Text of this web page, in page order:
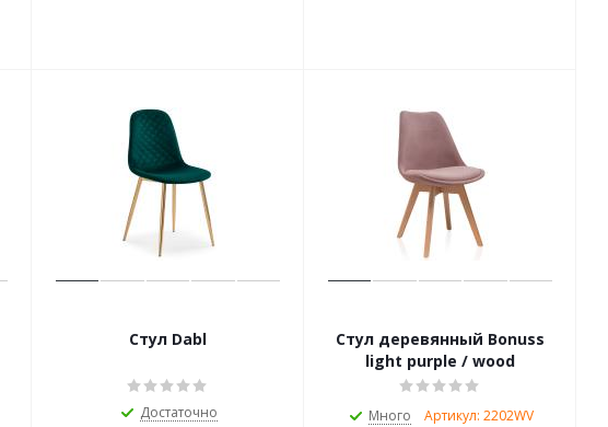
Стул Dabl
Достаточно
Стул деревянный Bonuss
light purple / wood
Много Артикул: 2202WV